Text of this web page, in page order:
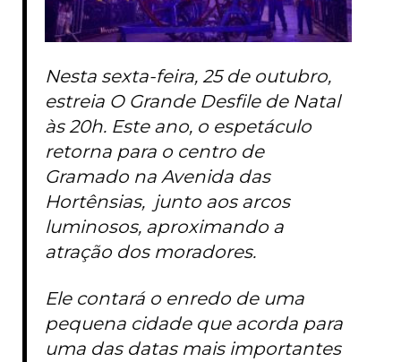
Nesta sexta-feira, 25 de outubro,
estreia O Grande Desfile de Natal
às 20h. Este ano, o espetáculo
retorna para o centro de
Gramado na Avenida das
Hortênsias, junto aos arcos
luminosos, aproximando a
atração dos moradores.
Ele contará o enredo de uma
pequena cidade que acorda para
uma das datas mais importantes